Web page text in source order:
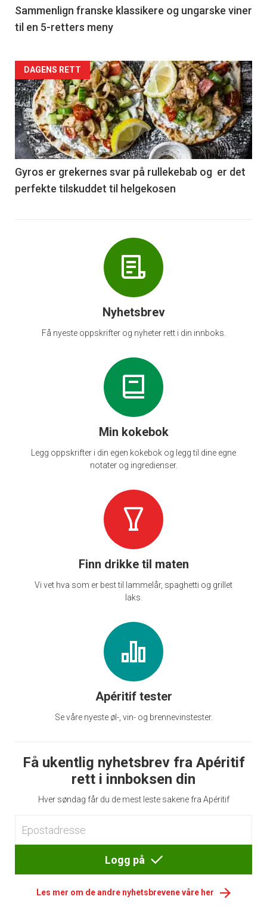
5
Sammenlign franske klassikere og ungarske viner
til en 5-retters meny
Forsiden
akkurat
nå
-
6
DAGENS RETT
Gyros er grekernes svar på rullekebab og er det
perfekte tilskuddet til helgekosen
Nyhetsbrev
Få nyeste oppskrifter og nyheter rett i din innboks.
Min kokebok
Legg oppskrifter i din egen kokebok og legg til dine egne
notater og ingredienser.
Finn drikke til maten
Vi vet hva som er best til lammelår, spaghetti og grillet
laks.
Apéritif tester
Se våre nyeste øl-, vin- og brennevinstester.
Få ukentlig nyhetsbrev fra Apéritif
rett i innboksen din
Hver søndag får du de mest leste sakene fra Apéritif
Logg på
Les mer om de andre nyhetsbrevene våre her